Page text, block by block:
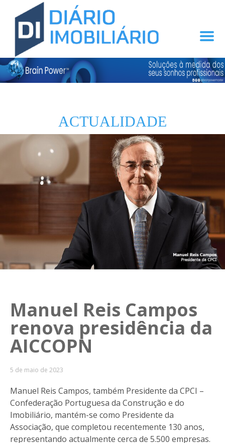
ACTUALIDADE
Manuel Reis Campos
renova presidência da
AICCOPN
5 de maio de 2023
Manuel Reis Campos, também Presidente da CPCI –
Confederação Portuguesa da Construção e do
Imobiliário, mantém-se como Presidente da
Associação, que completou recentemente 130 anos,
representando actualmente cerca de 5.500 empresas.